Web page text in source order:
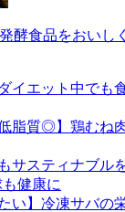
酵食品をおいし
イエット中で
脂質◎】鶏むね
サスティナブル
健康に
い】冷凍サバの